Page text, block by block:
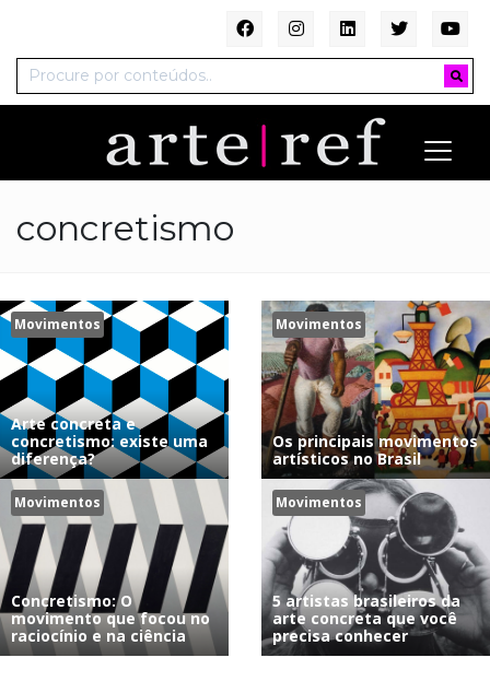
concretismo
Movimentos
Arte concreta e
concretismo: existe uma
diferença?
Movimentos
Os principais movimentos
artísticos no Brasil
Movimentos
Concretismo: O
movimento que focou no
raciocínio e na ciência
Movimentos
5 artistas brasileiros da
arte concreta que você
precisa conhecer